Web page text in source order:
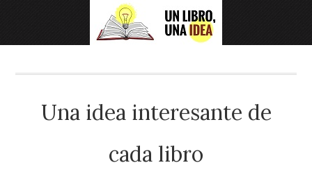
Una idea interesante de
cada libro